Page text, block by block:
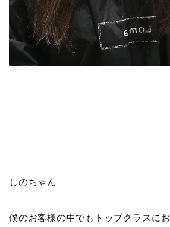
しのちゃん
僕のお客様の中でもトップクラスに